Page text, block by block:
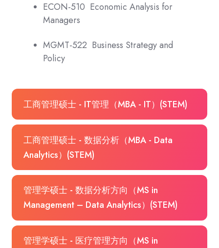
ECON-510 Economic Analysis for
Managers
MGMT-522 Business Strategy and
Policy
工商管理硕士 - IT管理（MBA - IT）(STEM)
工商管理硕士 - 数据分析（MBA - Data
Analytics）(STEM)
管理学硕士 - 数据分析方向（MS in
Management – Data Analytics）(STEM)
管理学硕士 - 医疗管理方向（MS in